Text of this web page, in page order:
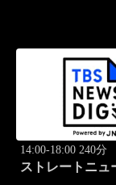
14:00-18:00 240分
ストレートニュ